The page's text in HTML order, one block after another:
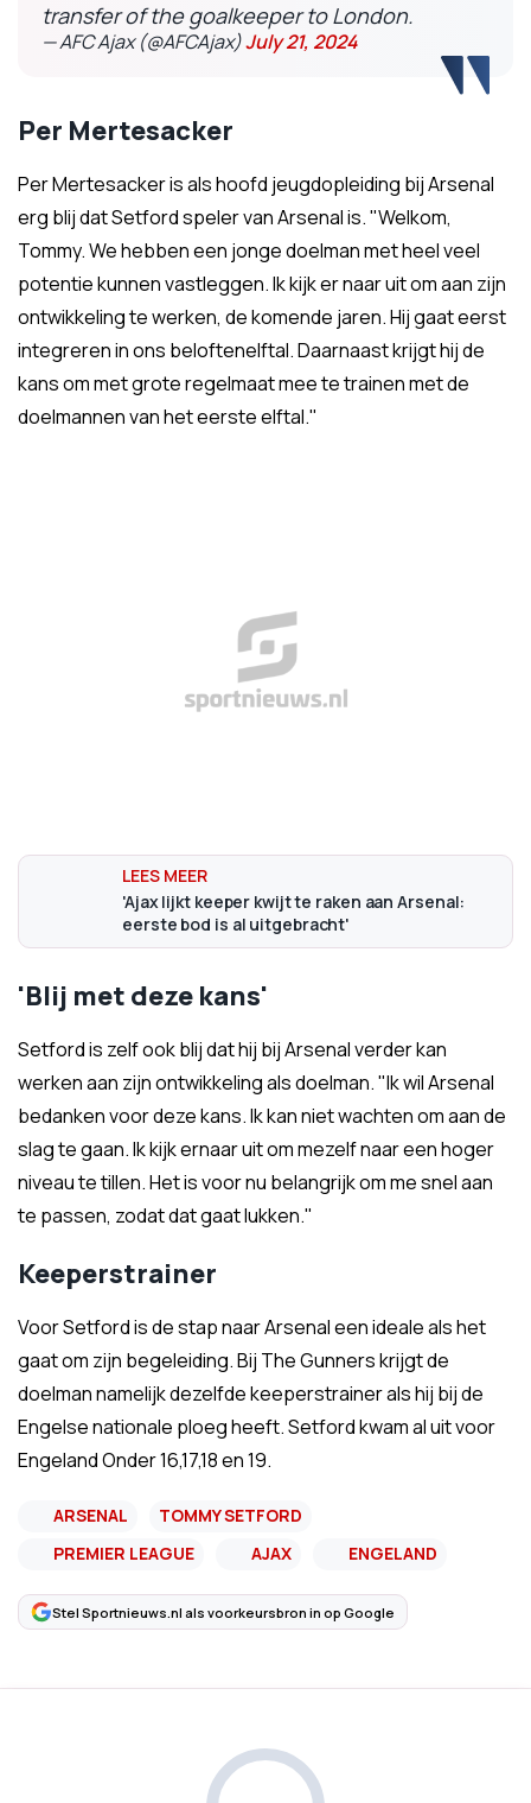
transfer of the goalkeeper to London.
— AFC Ajax (@AFCAjax)July 21, 2024
Per Mertesacker
Per Mertesacker is als hoofd jeugdopleiding bij Arsenal
erg blij dat Setford speler van Arsenal is. "Welkom,
Tommy. We hebben een jonge doelman met heel veel
potentie kunnen vastleggen. Ik kijk er naar uit om aan zijn
ontwikkeling te werken, de komende jaren. Hij gaat eerst
integreren in ons beloftenelftal. Daarnaast krijgt hij de
kans om met grote regelmaat mee te trainen met de
doelmannen van het eerste elftal."
'Ajax lijkt keeper kwijt te raken aan Arsenal:
eerste bod is al uitgebracht'
'Blij met deze kans'
Setford is zelf ook blij dat hij bij Arsenal verder kan
werken aan zijn ontwikkeling als doelman. "Ik wil Arsenal
bedanken voor deze kans. Ik kan niet wachten om aan de
slag te gaan. Ik kijk ernaar uit om mezelf naar een hoger
niveau te tillen. Het is voor nu belangrijk om me snel aan
te passen, zodat dat gaat lukken."
Keeperstrainer
Voor Setford is de stap naar Arsenal een ideale als het
gaat om zijn begeleiding. Bij The Gunners krijgt de
doelman namelijk dezelfde keeperstrainer als hij bij de
Engelse nationale ploeg heeft. Setford kwam al uit voor
Engeland Onder 16,17,18 en 19.
ARSENAL
TOMMY SETFORD
PREMIER LEAGUE
AJAX ENGELAND
Stel Sportnieuws.nl als voorkeursbron in op Google